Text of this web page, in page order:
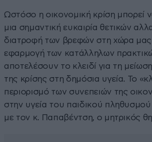
Ωστόσο η οικονομική κρίση μπορεί
μια σημαντική ευκαιρία θετικών
διατροφή των βρεφών στη χώρα μας
εφαρμογή των κατάλληλων
αποτελέσουν το κλειδί για τη
της κρίσης στη δημόσια υγεία. Το
περιορισμό των συνεπειών της
στην υγεία του παιδικού
με τον κ. Παπαβέντση, ο μητρικός